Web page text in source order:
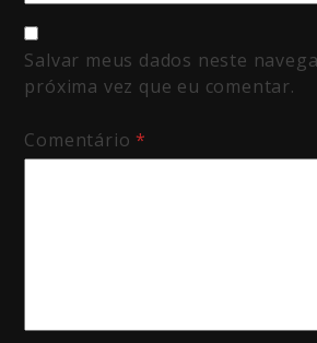
Salvar meus dados neste
próxima vez que eu comentar.
Comentário*